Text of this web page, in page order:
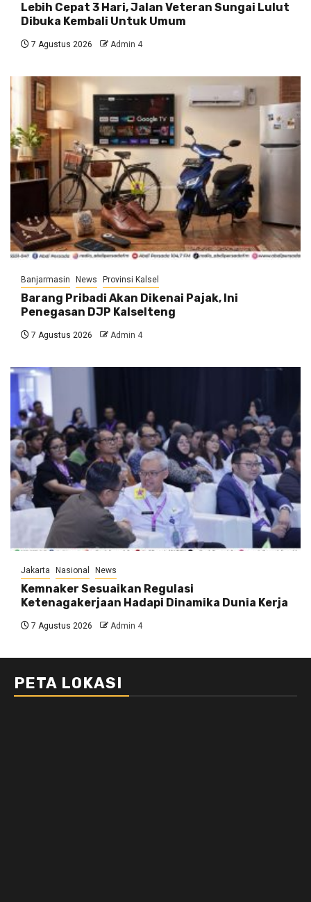
Lebih Cepat 3 Hari, Jalan Veteran Sungai Lulut
Dibuka Kembali Untuk Umum
7 Agustus 2026 Admin 4
Banjarmasin News Provinsi Kalsel
Barang Pribadi Akan Dikenai Pajak, Ini
Penegasan DJP Kalselteng
7 Agustus 2026 Admin 4
Jakarta Nasional News
Kemnaker Sesuaikan Regulasi
Ketenagakerjaan Hadapi Dinamika Dunia Kerja
7 Agustus 2026 Admin 4
PETA LOKASI